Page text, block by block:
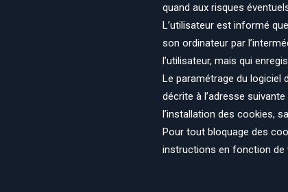
quand aux risques
L’utilisateur est informé
son ordinateur par
l’utilisateur, mais qui
Le paramétrage du logiciel
décrite à l’adresse suivante
l’installation des cookies,
Pour tout bloquage des
instructions en fonction de